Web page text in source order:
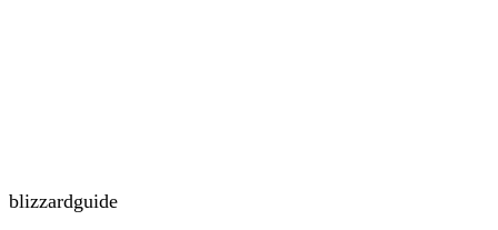
blizzardguide